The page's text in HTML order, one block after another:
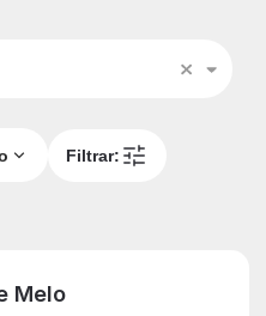
Filtrar:
Melo